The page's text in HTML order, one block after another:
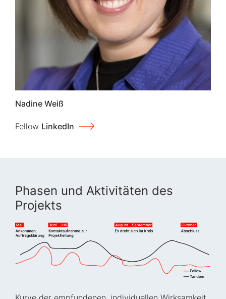
Nadine Weiß
Fellow LinkedIn
Phasen und Aktivitäten des
Projekts